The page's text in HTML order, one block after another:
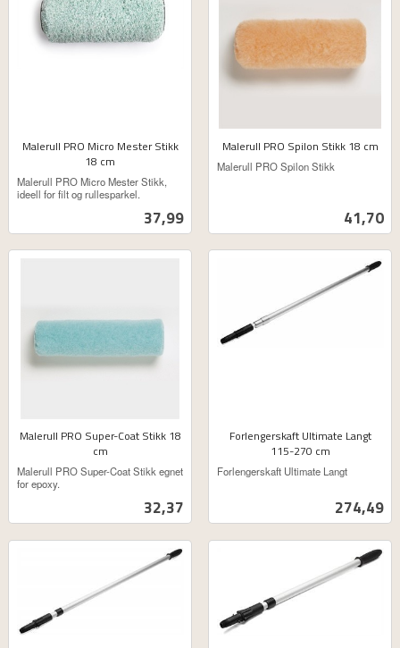
Malerull PRO Micro Mester Stikk
18 cm
Pris
37,99
ekskl.
mva.
Malerull PRO Micro Mester Stikk,
ideell for filt og rullesparkel.
Malerull PRO Spilon Stikk 18 cm
Pris
41,70
ekskl.
Malerull PRO Spilon Stikk
Malerull PRO Super-Coat Stikk 18
cm
Pris
32,37
ekskl.
mva.
Malerull PRO Super-Coat Stikk egnet
for epoxy.
Forlengerskaft Ultimate Langt
115-270 cm
Pris
274,49
ekskl.
Forlengerskaft Ultimate Langt